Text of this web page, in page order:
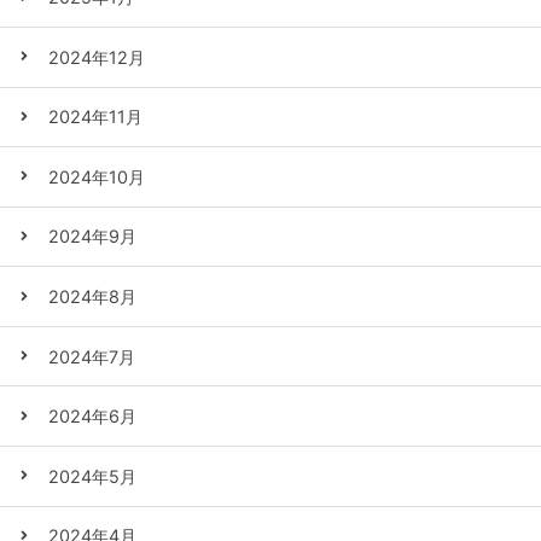
2024年12月
2024年11月
2024年10月
2024年9月
2024年8月
2024年7月
2024年6月
2024年5月
2024年4月